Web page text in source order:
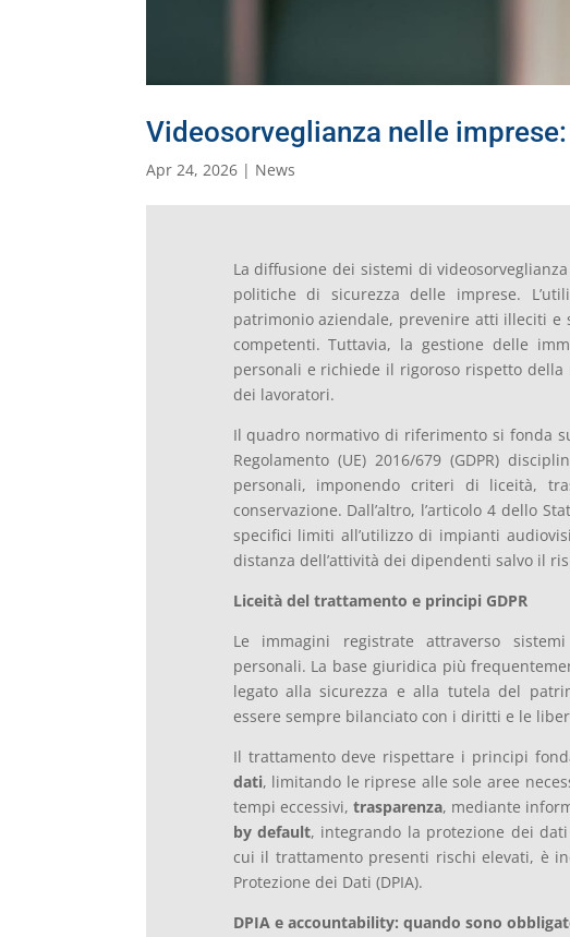
Videosorveglianza nelle
Apr 24, 2026 | News
La diffusione dei sistemi di
politiche di sicurezza delle imprese.
patrimonio aziendale, prevenire atti illeciti
competenti. Tuttavia, la gestione delle
personali e richiede il rigoroso rispetto
dei lavoratori.
Il quadro normativo di riferimento si fonda
Regolamento (UE) 2016/679 (GDPR)
personali, imponendo criteri di liceità,
conservazione. Dall’altro, l’articolo 4 dello
specifici limiti all’utilizzo di impianti
distanza dell’attività dei dipendenti salvo il
Liceità del trattamento e principi GDPR
Le immagini registrate attraverso
personali. La base giuridica più
legato alla sicurezza e alla tutela del
essere sempre bilanciato con i diritti e le
Il trattamento deve rispettare i principi
dati, limitando le riprese alle sole aree
tempi eccessivi, trasparenza, mediante
by default, integrando la protezione dei
cui il trattamento presenti rischi elevati, è
Protezione dei Dati (DPIA).
DPIA e accountability: quando sono